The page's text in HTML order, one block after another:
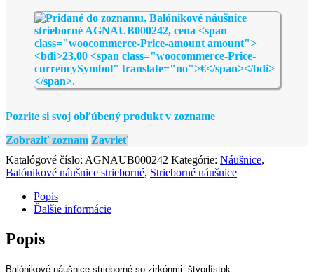
Pozrite si svoj obľúbený produkt v zozname
Zobraziť zoznam Zavrieť
Katalógové číslo: AGNAUB000242 Kategórie: Náušnice,
Balónikové náušnice strieborné, Strieborné náušnice
Popis
Ďalšie informácie
Popis
Balónikové náušnice strieborné so zirkónmi- štvorlístok